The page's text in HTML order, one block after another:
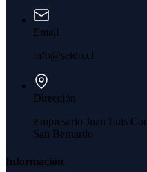
Email
info@seido.cl
Dirección
Empresario Juan Luis
San Bernardo
Información